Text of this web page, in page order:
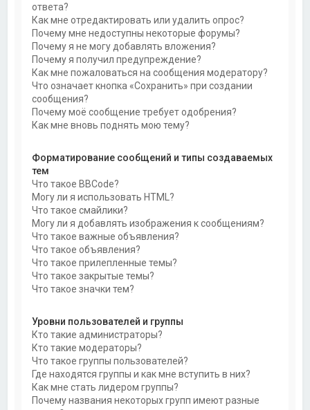
ответа?
Как мне отредактировать или удалить опрос?
Почему мне недоступны некоторые форумы?
Почему я не могу добавлять вложения?
Почему я получил предупреждение?
Как мне пожаловаться на сообщения модератору?
Что означает кнопка «Сохранить» при создании
сообщения?
Почему моё сообщение требует одобрения?
Как мне вновь поднять мою тему?
Форматирование сообщений и типы создаваемых
тем
Что такое BBCode?
Могу ли я использовать HTML?
Что такое смайлики?
Могу ли я добавлять изображения к сообщениям?
Что такое важные объявления?
Что такое объявления?
Что такое прилепленные темы?
Что такое закрытые темы?
Что такое значки тем?
Уровни пользователей и группы
Кто такие администраторы?
Кто такие модераторы?
Что такое группы пользователей?
Где находятся группы и как мне вступить в них?
Как мне стать лидером группы?
Почему названия некоторых групп имеют разные